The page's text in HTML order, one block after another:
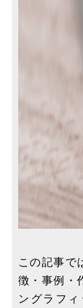
この記事で
徴・事例・
ングラフ